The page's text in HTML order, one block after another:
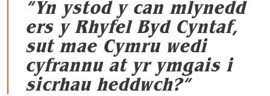
“Yn ystod y can mlynedd
ers y Rhyfel Byd Cyntaf,
sut mae Cymru wedi
cyfrannu at yr ymgais i
sicrhau heddwch?“